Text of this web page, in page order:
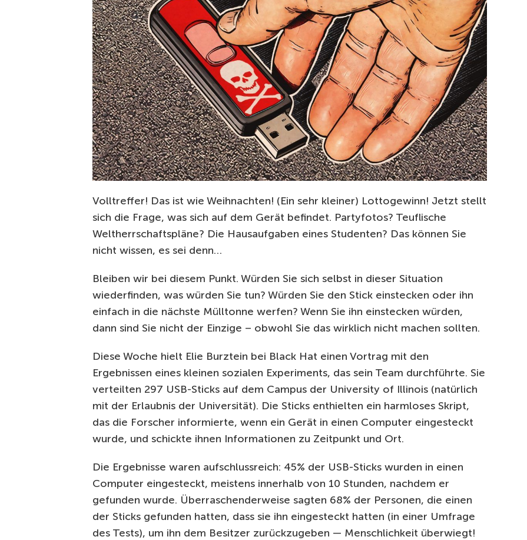
Volltreffer! Das ist wie Weihnachten! (Ein sehr kleiner) Lottogewinn! Jetzt stellt
sich die Frage, was sich auf dem Gerät befindet. Partyfotos? Teuflische
Weltherrschaftspläne? Die Hausaufgaben eines Studenten? Das können Sie
nicht wissen, es sei denn…
Bleiben wir bei diesem Punkt. Würden Sie sich selbst in dieser Situation
wiederfinden, was würden Sie tun? Würden Sie den Stick einstecken oder ihn
einfach in die nächste Mülltonne werfen? Wenn Sie ihn einstecken würden,
dann sind Sie nicht der Einzige – obwohl Sie das wirklich nicht machen sollten.
Diese Woche hielt Elie Burztein bei Black Hat einen Vortrag mit den
Ergebnissen eines kleinen sozialen Experiments, das sein Team durchführte. Sie
verteilten 297 USB-Sticks auf dem Campus der University of Illinois (natürlich
mit der Erlaubnis der Universität). Die Sticks enthielten ein harmloses Skript,
das die Forscher informierte, wenn ein Gerät in einen Computer eingesteckt
wurde, und schickte ihnen Informationen zu Zeitpunkt und Ort.
Die Ergebnisse waren aufschlussreich: 45% der USB-Sticks wurden in einen
Computer eingesteckt, meistens innerhalb von 10 Stunden, nachdem er
gefunden wurde. Überraschenderweise sagten 68% der Personen, die einen
der Sticks gefunden hatten, dass sie ihn eingesteckt hatten (in einer Umfrage
des Tests), um ihn dem Besitzer zurückzugeben — Menschlichkeit überwiegt!